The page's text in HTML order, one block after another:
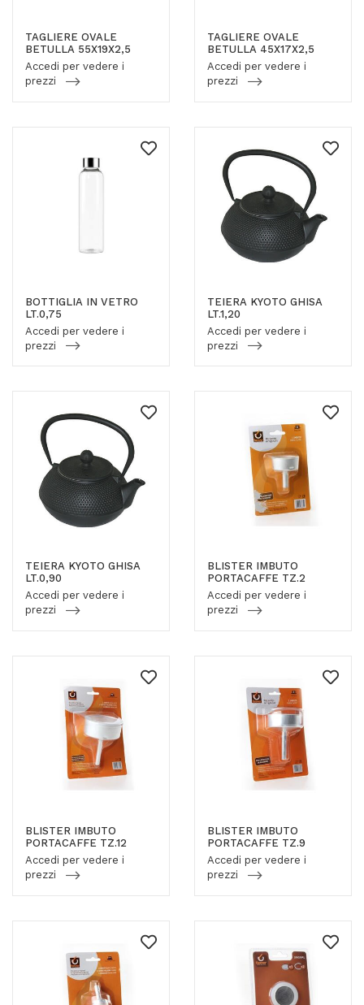
TAGLIERE OVALE
BETULLA 55X19X2,5
Accedi per vedere i
prezzi
TAGLIERE OVALE
BETULLA 45X17X2,5
Accedi per vedere i
prezzi
BOTTIGLIA IN VETRO
LT.0,75
Accedi per vedere i
prezzi
TEIERA KYOTO GHISA
LT.1,20
Accedi per vedere i
prezzi
TEIERA KYOTO GHISA
LT.0,90
Accedi per vedere i
prezzi
BLISTER IMBUTO
PORTACAFFE TZ.2
Accedi per vedere i
prezzi
BLISTER IMBUTO
PORTACAFFE TZ.12
Accedi per vedere i
prezzi
BLISTER IMBUTO
PORTACAFFE TZ.9
Accedi per vedere i
prezzi